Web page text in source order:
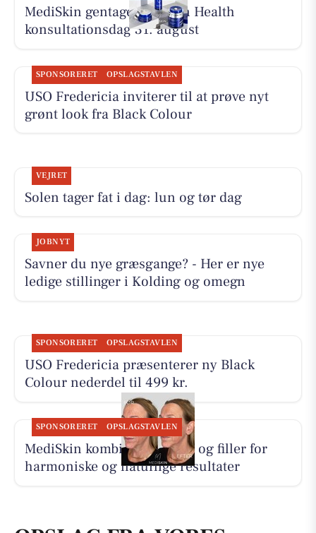
MediSkin gentager ZO Skin Health
konsultationsdag 31. august
SPONSORERET OPSLAGSTAVLEN
USO Fredericia inviterer til at prøve nyt
grønt look fra Black Colour
VEJRET
Solen tager fat i dag: lun og tør dag
JOBNYT
Savner du nye græsgange? - Her er nye
ledige stillinger i Kolding og omegn
SPONSORERET OPSLAGSTAVLEN
USO Fredericia præsenterer ny Black
Colour nederdel til 499 kr.
SPONSORERET OPSLAGSTAVLEN
MediSkin kombinerer botox og filler for
harmoniske og naturlige resultater